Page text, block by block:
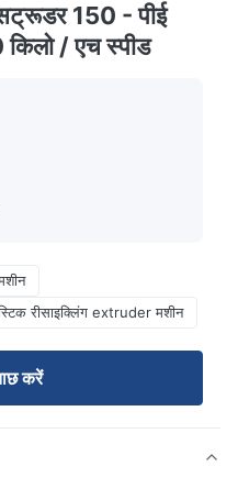
150 - पीई
/ एच स्पीड
रीसाइक्लिंग extruder मशीन
करें